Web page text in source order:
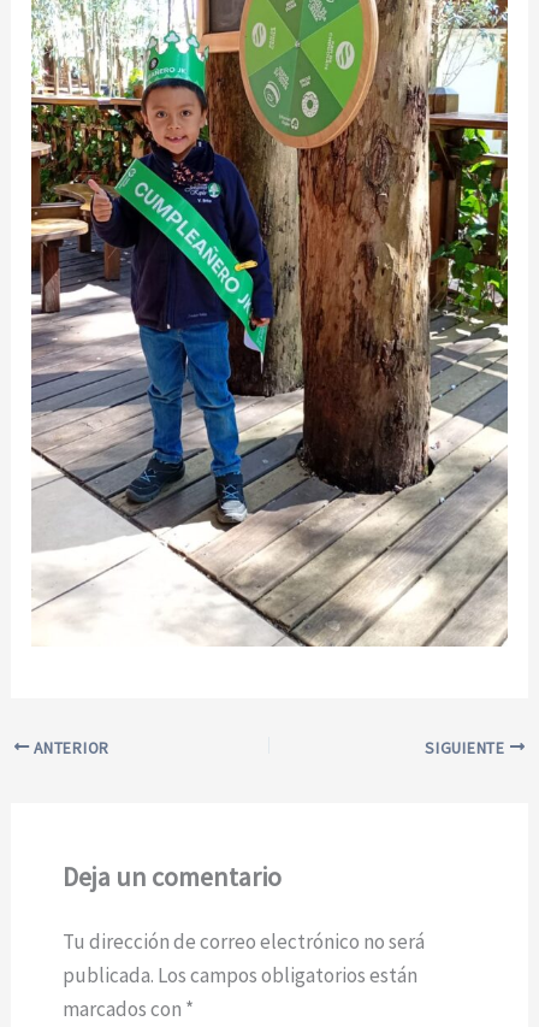
ANTERIOR SIGUIENTE
Deja un comentario
Tu dirección de correo electrónico no será
publicada. Los campos obligatorios están
marcados con *